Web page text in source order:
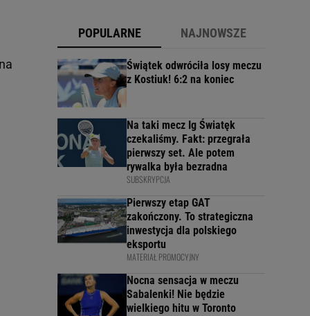
POPULARNE NAJNOWSZE
Świątek odwróciła losy meczu
z Kostiuk! 6:2 na koniec
Na taki mecz Ig Światęk
czekaliśmy. Fakt: przegrała
pierwszy set. Ale potem
rywalka była bezradna
SUBSKRYPCJA
Pierwszy etap GAT
zakończony. To strategiczna
inwestycja dla polskiego
eksportu
MATERIAŁ PROMOCYJNY
Nocna sensacja w meczu
Sabalenki! Nie będzie
wielkiego hitu w Toronto